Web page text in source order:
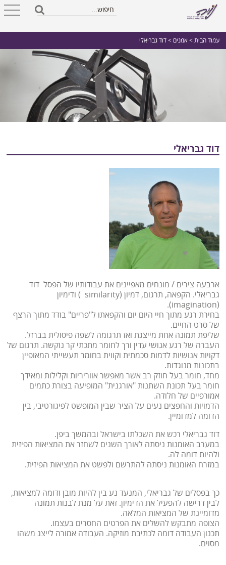
עמוד הבית > אמנים > דוד גבריאלי
דוד גבריאלי
ארבעה צירים / מונחים מאפיינים את עבודותיו של הפסל דוד
גבריאלי. הקפאה, תרגום, דמיון (similarity ) ודימיון
(imagination).
בחירת רגע מתוך חיי היום יום והקפאתו ל"פריים" בודד מתוך הרצף
של סרט החיים.
שליפת תמונה אחת מייצגת ואז תרגומה לשפה פיסולית בברזל.
העברה של רגע אנושי עדין ורך לחומר מתכתי קר נוקשה. תרגום של
דקויות אנושיות לדמות סכמתית וקווית בחומר תעשייתי המאופיין
בתכונות מנוגדות.
מחד, חומר בעל חוזק רב אשר מאפשר אווריריות וקלילות ומאידך
חומר בעל תכונת השתנות "אורגנית" המופיעה בצורת כתמים
אמורפיים של חלודה.
הדמויות והחפצים נעים על הציר שבין המופשט לפיגורטיבי, בין
הדומה למדומיין.
דוד גבריאלי רכש את השכלתו בישראל ובהמשך ביפן.
במערב האומנות ניסתה לאורך השנים לשחזר את המציאות הפיזית
ולהיות דומה לה.
במזרח האומנות ניסתה להתרשם ולפשט את המציאות הפיזית.
כך בפסלים של גבריאלי, המנעד נע בין להיות מובן ודומה למציאות,
לבין דרישה להפעיל את הדימיון. זאת על מנת לבנות תמונה
מדומיינת של המציאות המלאה.
הצופה מתבקש להשלים את הפרטים החסרים בעצמו.
תכנון העבודה דומה לכתיבת מוזיקה. העבודה אמורה לייצג משהו
מסוים.